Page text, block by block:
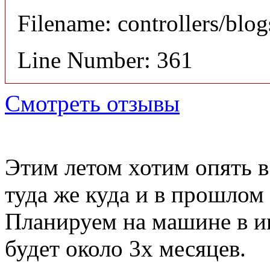
Filename: controllers/
Line Number: 361
Смотреть отзывы
Этим летом хотим опять
туда же куда и в прошлом
Планируем на машине в
будет около 3х месяцев.